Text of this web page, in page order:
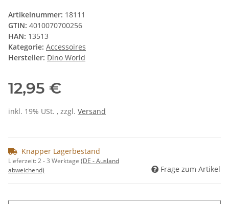
Artikelnummer: 18111
GTIN: 4010070700256
HAN: 13513
Kategorie: Accessoires
Hersteller: Dino World
12,95 €
inkl. 19% USt. , zzgl. Versand
Knapper Lagerbestand
Lieferzeit:2 - 3 Werktage (DE - Ausland
abweichend)
Frage zum Artikel